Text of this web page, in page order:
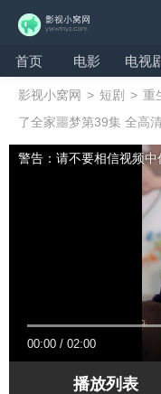
首页 电影 电视
影视小窝网 > 短剧 > 重
了全家噩梦第39集 全高
00:00 / 02:00
警告：请不要相信视频中
播放列表